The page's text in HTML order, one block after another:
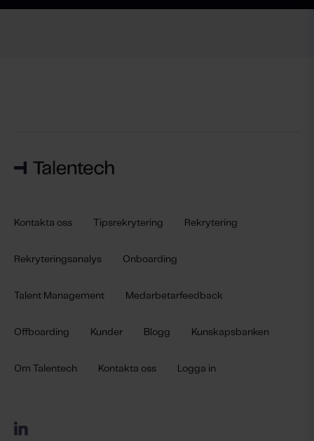
Kontakta oss Tipsrekrytering Rekrytering
Rekryteringsanalys Onboarding
Talent Management Medarbetarfeedback
Offboarding Kunder Blogg Kunskapsbanken
Om Talentech Kontakta oss Logga in